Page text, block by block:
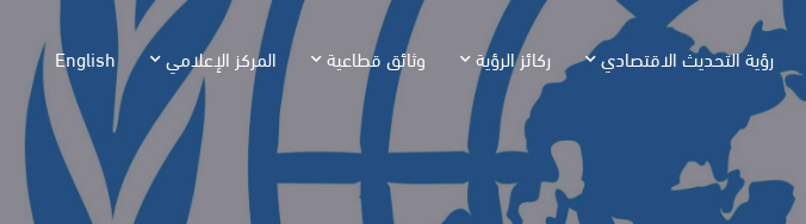
رؤية التحديث الاقتصادي ركائز الرؤية وثائق قطاعية المركز الإعلامي English